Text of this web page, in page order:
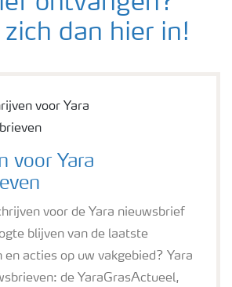
wordt ook 12kg
hectare bemest. Afhankelijk van
27+4MgO was voorheen bekend
dan hier in!
voor Yara
voor de Yara nieuwsbrief
blijven van de laatste
acties op uw vakgebied? Yara
de YaraGrasActueel,